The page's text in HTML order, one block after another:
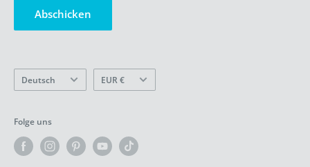
Abschicken
Verkaufen Sie meine persönlichen Daten nicht
Bewertungen
Handelsregisternummer: 87594021
Sprache
Deutsch Währung
EUR €
Folge uns